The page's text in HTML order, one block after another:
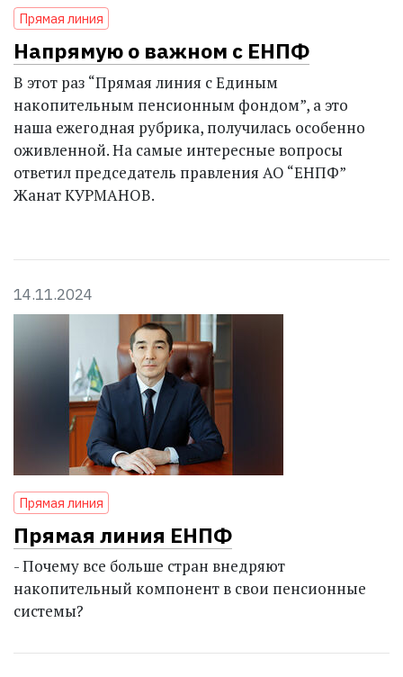
Прямая линия
Напрямую о важном с ЕНПФ
В этот раз “Прямая линия с Единым
накопительным пенсионным фондом”, а это
наша ежегодная рубрика, получилась особенно
оживленной. На самые интересные вопросы
ответил председатель правления АО “ЕНПФ”
Жанат КУРМАНОВ.
14.11.2024
Прямая линия
Прямая линия ЕНПФ
- Почему все больше стран внедряют
накопительный компонент в свои пенсионные
системы?